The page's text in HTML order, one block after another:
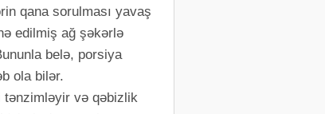
qana sorulması yavaş
edilmiş ağ şəkərlə
belə, porsiya
ola bilər.
tənzimləyir və qəbizlik